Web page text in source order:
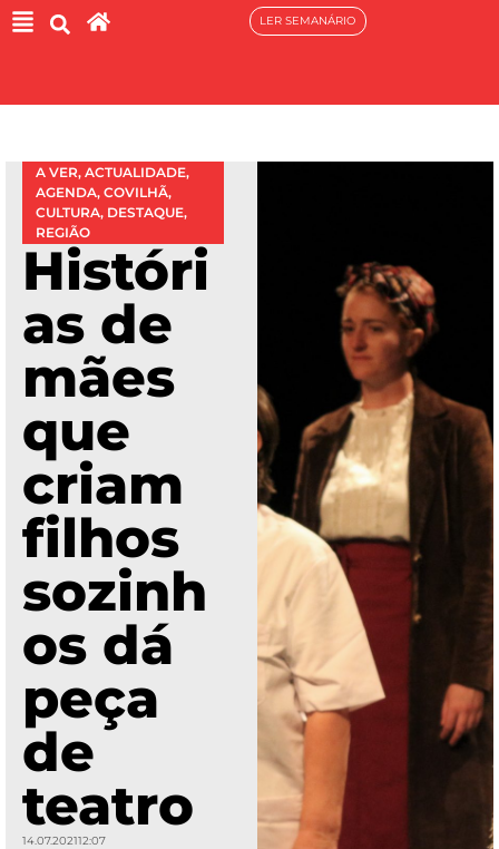
LER SEMANÁRIO
A VER, ACTUALIDADE,
AGENDA, COVILHÃ,
CULTURA, DESTAQUE,
REGIÃO
Históri
as de
mães
que
criam
filhos
sozinh
os dá
peça
de
teatro
14.07.202112:07